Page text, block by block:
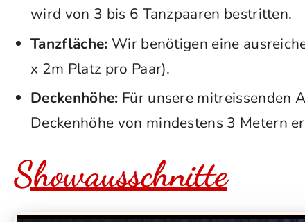
wird von 3 bis 6 Tanzpaaren bestritten.
Tanzfläche: Wir benötigen eine
x 2m Platz pro Paar).
Deckenhöhe: Für unsere mitreissenden
Deckenhöhe von mindestens 3 Metern
Showausschnitte